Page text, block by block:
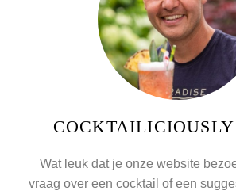
COCKTAILICIOUSLY
Wat leuk dat je onze website
vraag over een cocktail of een